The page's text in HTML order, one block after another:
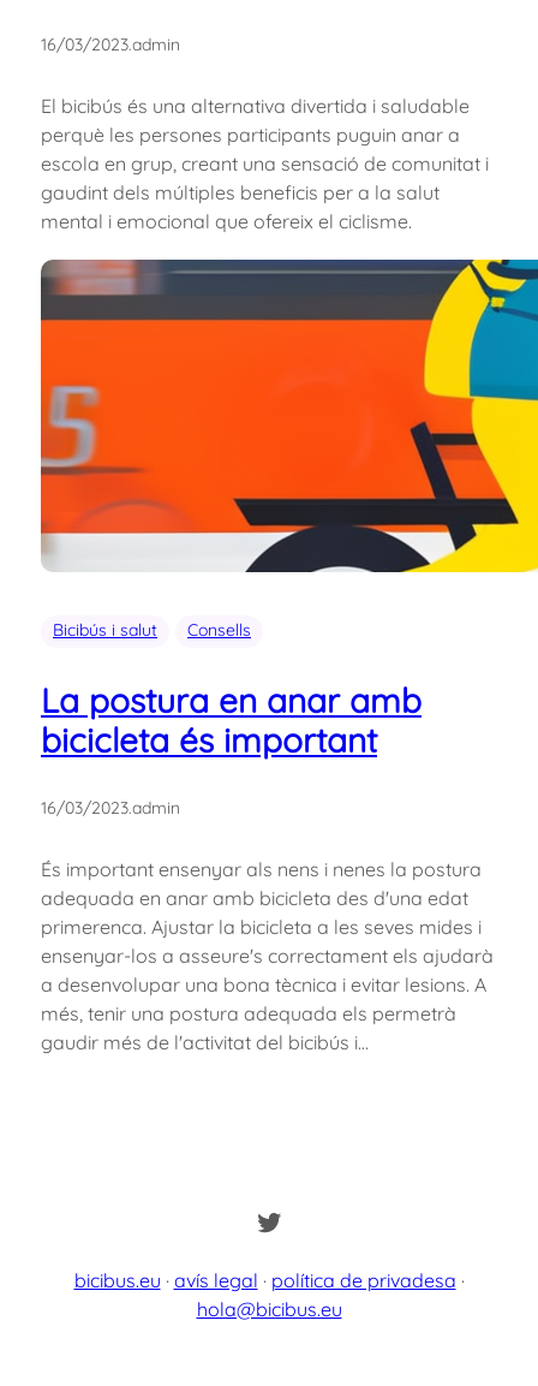
16/03/2023.admin
El bicibús és una alternativa divertida i saludable
perquè les persones participants puguin anar a
escola en grup, creant una sensació de comunitat i
gaudint dels múltiples beneficis per a la salut
mental i emocional que ofereix el ciclisme.
Bicibús i salut Consells
La postura en anar amb
bicicleta és important
16/03/2023.admin
És important ensenyar als nens i nenes la postura
adequada en anar amb bicicleta des d'una edat
primerenca. Ajustar la bicicleta a les seves mides i
ensenyar-los a asseure's correctament els ajudarà
a desenvolupar una bona tècnica i evitar lesions. A
més, tenir una postura adequada els permetrà
gaudir més de l'activitat del bicibús i…
Twitter
bicibus.eu · avís legal · política de privadesa ·
hola@bicibus.eu